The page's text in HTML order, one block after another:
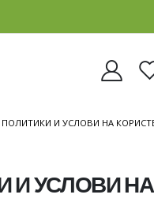
ПОЛИТИКИ И УСЛОВИ НА
И УСЛОВИ НА